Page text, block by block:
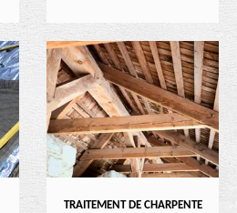
TRAITEMENT DE CHARPENTE